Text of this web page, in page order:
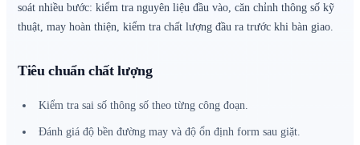
soát nhiều bước: kiểm tra nguyên liệu đầu vào, căn chỉnh thông số kỹ
thuật, may hoàn thiện, kiểm tra chất lượng đầu ra trước khi bàn giao.
Tiêu chuẩn chất lượng
Kiểm tra sai số thông số theo từng công đoạn.
Đánh giá độ bền đường may và độ ổn định form sau giặt.